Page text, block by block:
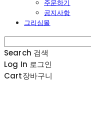
주문하기
공지사항
그리심몰
Search 검색
Log In 로그인
Cart장바구니